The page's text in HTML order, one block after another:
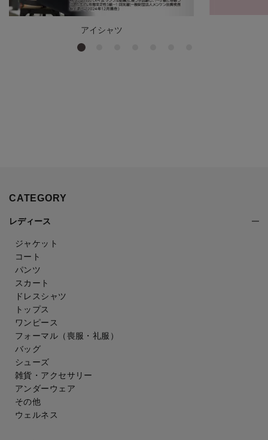
アイシャツ
CATEGORY
レディース
ジャケット
コート
パンツ
スカート
ドレスシャツ
トップス
ワンピース
フォーマル（喪服・礼服）
バッグ
シューズ
雑貨・アクセサリー
アンダーウェア
その他
ウェルネス